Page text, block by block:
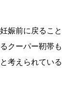
娠前に戻ること
クーパー靭帯も
考えられている